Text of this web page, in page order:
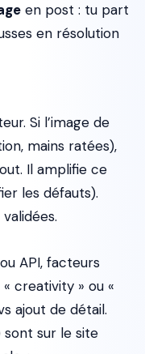
en post : tu part
en résolution
Si l’image de
mains ratées),
Il amplifie ce
les défauts).
API, facteurs
creativity » ou «
ajout de détail.
sont sur le site